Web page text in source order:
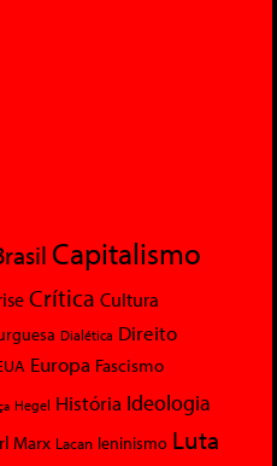
Capitalismo
Crítica Cultura
Dialética Direito
Europa Fascismo
Hegel História Ideologia
Marx Lacan leninismo Luta